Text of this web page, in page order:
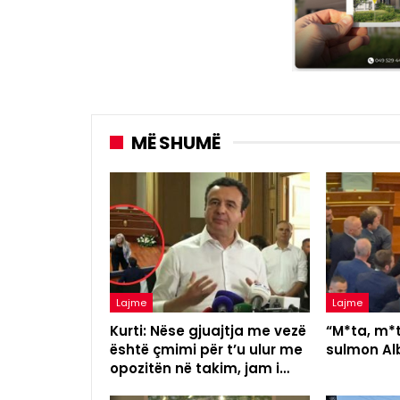
MË SHUMË
Lajme
Kurti: Nëse gjuajtja me vezë
është çmimi për t’u ulur me
opozitën në takim, jam i…
Lajme
“M*ta,
sulmon